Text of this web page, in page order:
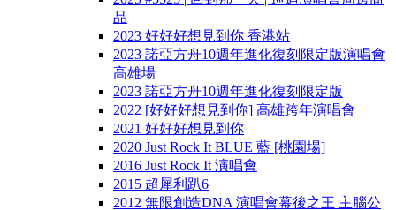
品
2023 好好好想見到你 香港站
2023 諾亞方舟10週年進化復刻限定版演唱會
高雄場
2023 諾亞方舟10週年進化復刻限定版
2022 [好好好想見到你] 高雄跨年演唱會
2021 好好好想見到你
2020 Just Rock It BLUE 藍 [桃園場]
2016 Just Rock It 演唱會
2015 超犀利趴6
2012 無限創造DNA 演唱會幕後之王 主腦公